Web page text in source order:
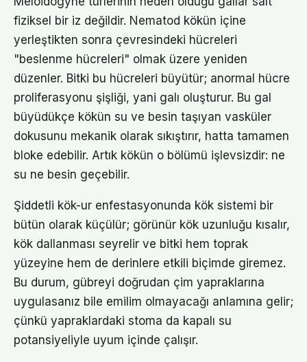
fiziksel bir iz değildir. Nematod kökün içine
yerleştikten sonra çevresindeki hücreleri
"beslenme hücreleri" olmak üzere yeniden
düzenler. Bitki bu hücreleri büyütür; anormal hücre
proliferasyonu şişliği, yani galı oluşturur. Bu gal
büyüdükçe kökün su ve besin taşıyan vasküler
dokusunu mekanik olarak sıkıştırır, hatta tamamen
bloke edebilir. Artık kökün o bölümü işlevsizdir: ne
su ne besin geçebilir.
Şiddetli kök-ur enfestasyonunda kök sistemi bir
bütün olarak küçülür; görünür kök uzunluğu kısalır,
kök dallanması seyrelir ve bitki hem toprak
yüzeyine hem de derinlere etkili biçimde giremez.
Bu durum, gübreyi doğrudan çim yapraklarına
uygulasanız bile emilim olmayacağı anlamına gelir;
çünkü yapraklardaki stoma da kapalı su
potansiyeliyle uyum içinde çalışır.